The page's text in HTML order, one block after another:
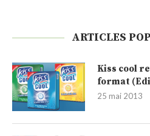
ARTICLES
Kiss cool
format
25 mai 2013